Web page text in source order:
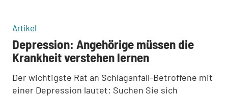
Artikel
Depression: Angehörige müssen die
Krankheit verstehen lernen
Der wichtigste Rat an Schlaganfall-Betroffene mit
einer Depression lautet: Suchen Sie sich